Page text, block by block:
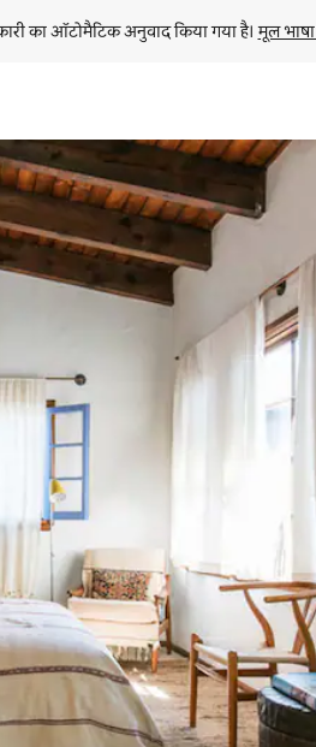
का ऑटोमैटिक अनुवाद किया गया है। मूल
या फिर स्वाइप जेस्चर का इस्तेमाल करके